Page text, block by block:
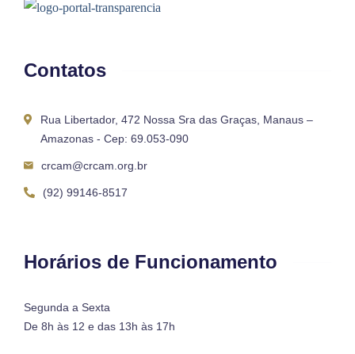
Contatos
Rua Libertador, 472 Nossa Sra das Graças, Manaus –
Amazonas - Cep: 69.053-090
crcam@crcam.org.br
(92) 99146-8517
Horários de Funcionamento
Segunda a Sexta
De 8h às 12 e das 13h às 17h